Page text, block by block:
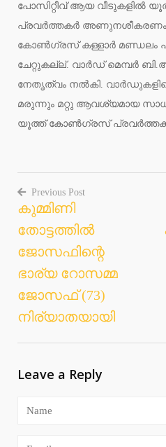
പോസിറ്റീവ് ആയ വീടുകളില്‍
പ്രവര്‍ത്തകര്‍ അണുനശീകരണം
കോണ്‍ഗ്രസ് കള്ളാര്‍ മണ്ഡലം
ചേറ്റുകല്ല്. വാര്‍ഡ് മെമ്പര്‍
നേതൃത്വം നല്‍കി.
മരുന്നും മറ്റു ആവശ്യമായ
യൂത്ത് കോണ്‍ഗ്രസ്
Post
navigation
Previous Post
കുമ്മിണി
തോട്ടത്തില്‍
ജോസഫിന്റെ
ഭാര്യ റോസമ്മ
ജോസഫ് (73)
നിര്യാതയായി
Leave a Reply